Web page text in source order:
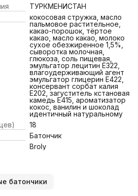
ТУРКМЕНИСТАН
кокосовая стружка, масло
пальмовое растительное,
какао-порошок, тёртое
какао, масло какао, молоко
сухое обезжиренное 1,5%,
сыворотка молочная,
глюкоза, соль пищевая,
эмульгатор лецитин Е322,
влагоудерживающий агент
эмульгатор глицерин Е422,
консервант сорбат калия
Е202, загуститель кстановая
камедь Е415, ароматизатор
кокос, ванилин и шоколад
идентичный натуральному
18
Батончик
Broly
батончики